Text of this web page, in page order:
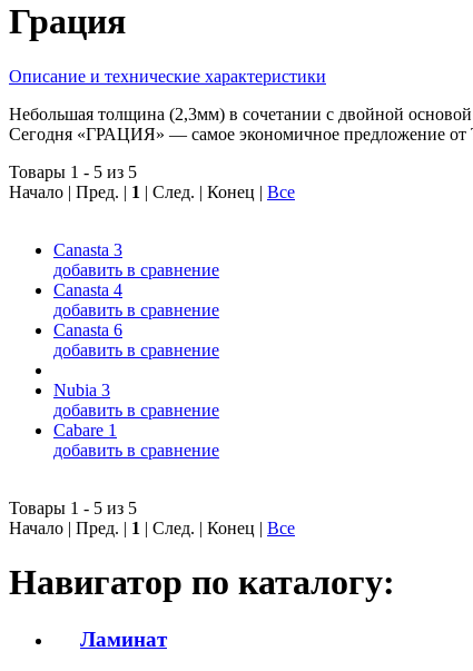
Грация
Описание и технические характеристики
Небольшая толщина (2,3мм) в сочетании с двойной
Сегодня «ГРАЦИЯ» — самое экономичное предложение от
Товары 1 - 5 из 5
Начало | Пред. | 1 | След. | Конец | Все
Canasta 3
добавить в сравнение
Canasta 4
добавить в сравнение
Canasta 6
добавить в сравнение
Nubia 3
добавить в сравнение
Cabare 1
добавить в сравнение
Товары 1 - 5 из 5
Начало | Пред. | 1 | След. | Конец | Все
Навигатор по каталогу:
Ламинат